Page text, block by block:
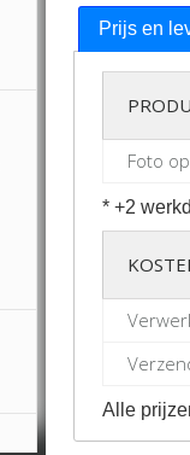
Prijs en
Foto
* +2
Alle